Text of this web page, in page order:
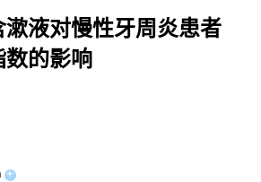
漱液对慢性牙周炎患者
的影响
+